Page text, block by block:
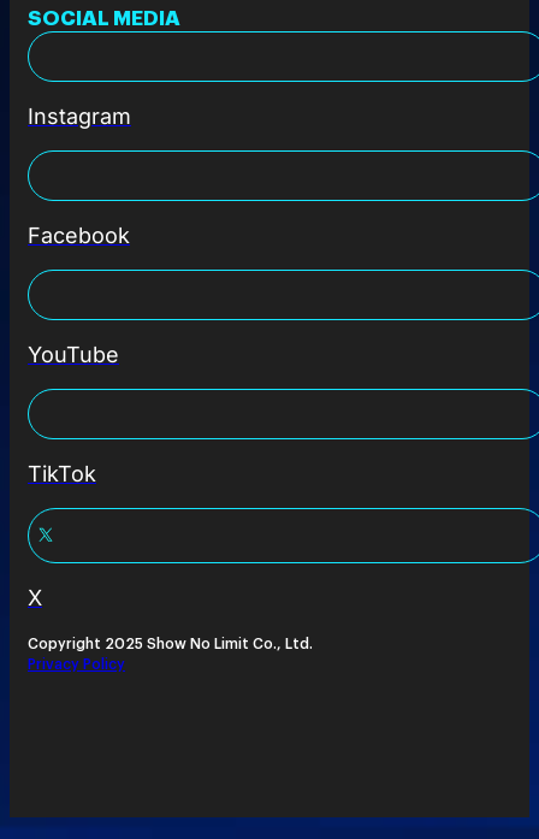
SOCIAL MEDIA
Instagram
Facebook
YouTube
TikTok
X
Copyright 2025 Show No Limit Co., Ltd.
Privacy Policy